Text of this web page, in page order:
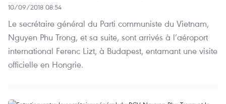
10/09/2018 08:54
Le secrétaire général du Parti communiste du Vietnam,
Nguyen Phu Trong, et sa suite, sont arrivés à l’aéroport
international Ferenc Lizt, à Budapest, entamant une visite
officielle en Hongrie.